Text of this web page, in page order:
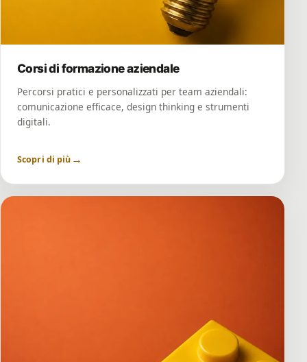
Corsi di formazione aziendale
Percorsi pratici e personalizzati per team aziendali:
comunicazione efficace, design thinking e strumenti
digitali.
Scopri di più →